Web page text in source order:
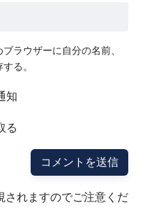
ラウザーに自分の名前、
る。
知
る
されますのでご注意くだ